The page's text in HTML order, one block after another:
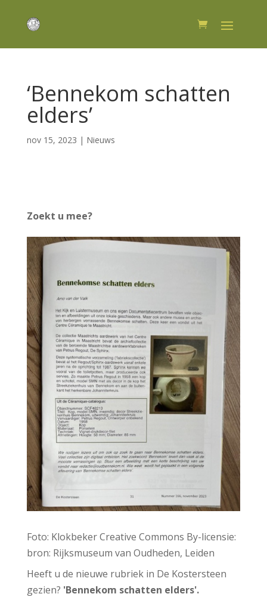
‘Bennekom schatten
elders’
nov 15, 2023 | Nieuws
Zoekt u mee?
Foto: Klokbeker Creative Commons By-licensie:
bron: Rijksmuseum van Oudheden, Leiden
Heeft u de nieuwe rubriek in De Kostersteen
gezien? 'Bennekom schatten elders'.